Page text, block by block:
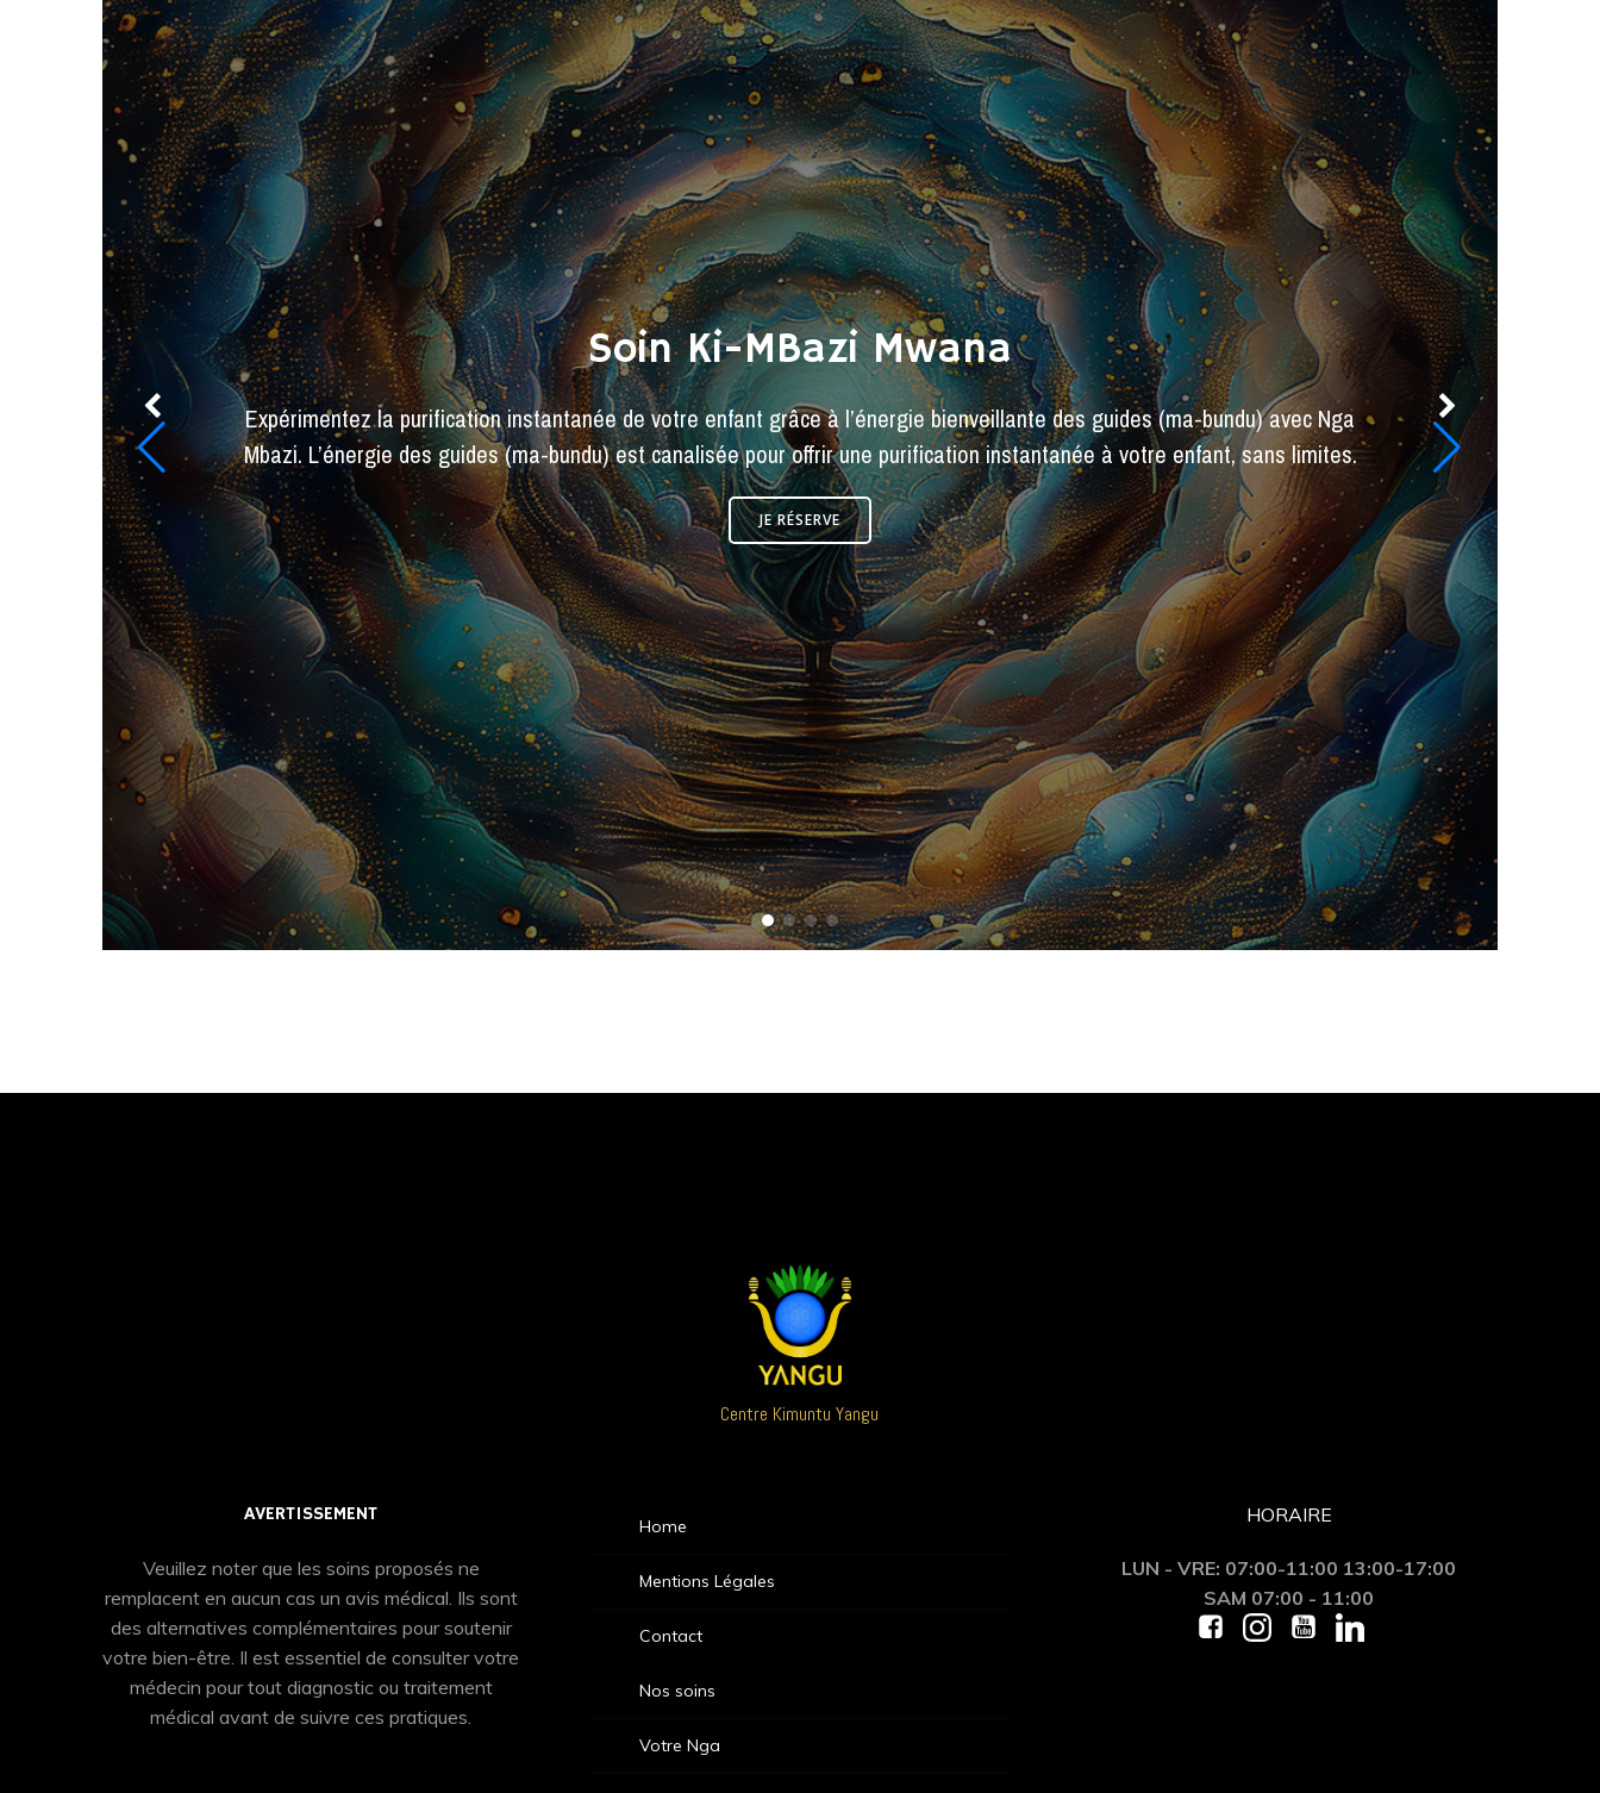
Soins Mabundu Ka
Découvrez notre soin exclusif qui vous ouvre les portes de la 12ème dimension, où le Nga Mbazi guide le mpangi vers
une connexion profonde avec son guide de lumière.
JE DÉCOUVRE
Centre Kimuntu Yangu
AVERTISSEMENT
Veuillez noter que les soins proposés ne
remplacent en aucun cas un avis médical. Ils sont
des alternatives complémentaires pour soutenir
votre bien-être. Il est essentiel de consulter votre
médecin pour tout diagnostic ou traitement
médical avant de suivre ces pratiques.
Home
Mentions Légales
Contact
Nos soins
Votre Nga
HORAIRE
LUN - VRE: 07:00-11:00 13:00-17:00
SAM 07:00 - 11:00